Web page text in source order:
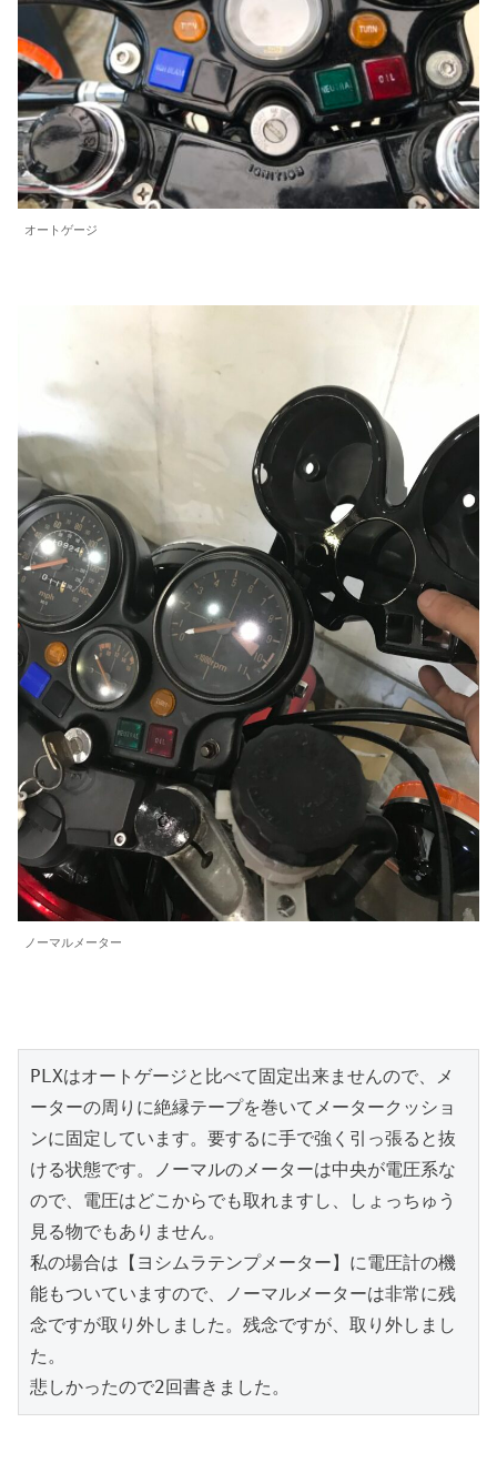
オートゲージ
ノーマルメーター
PLXはオートゲージと比べて固定出来ませんので、メ
ーターの周りに絶縁テープを巻いてメータークッショ
ンに固定しています。要するに手で強く引っ張ると抜
ける状態です。ノーマルのメーターは中央が電圧系な
ので、電圧はどこからでも取れますし、しょっちゅう
見る物でもありません。
私の場合は【ヨシムラテンプメーター】に電圧計の機
能もついていますので、ノーマルメーターは非常に残
念ですが取り外しました。残念ですが、取り外しまし
た。
悲しかったので2回書きました。